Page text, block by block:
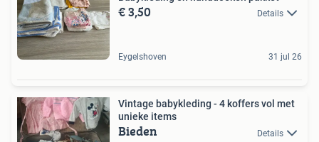
€ 3,50 Details
Eygelshoven 31 jul 26
Vintage babykleding - 4 koffers vol met
unieke items
Bieden Details